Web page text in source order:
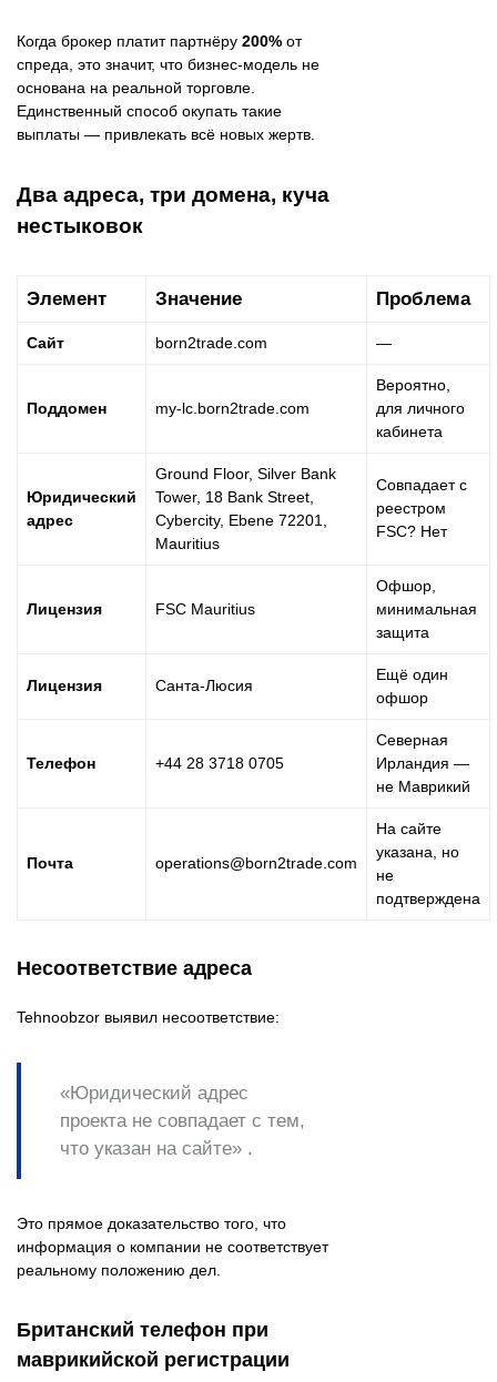
Когда брокер платит партнёру 200% от
спреда, это значит, что бизнес-модель не
основана на реальной торговле.
Единственный способ окупать такие
выплаты — привлекать всё новых жертв.
Два адреса, три домена, куча
нестыковок
Элемент Значение Проблема
Сайт born2trade.com —
Поддомен my-lc.born2trade.com
Вероятно,
для личного
кабинета
Юридический
адрес
Ground Floor, Silver Bank
Tower, 18 Bank Street,
Cybercity, Ebene 72201,
Mauritius
Совпадает с
реестром
FSC? Нет
Лицензия FSC Mauritius
Офшор,
минимальная
защита
Лицензия Санта-Люсия
Ещё один
офшор
Телефон +44 28 3718 0705
Северная
Ирландия —
не Маврикий
Почта operations@born2trade.com
На сайте
указана, но
не
подтверждена
Несоответствие адреса
Tehnoobzor выявил несоответствие:
«Юридический адрес
проекта не совпадает с тем,
что указан на сайте» .
Это прямое доказательство того, что
информация о компании не соответствует
реальному положению дел.
Британский телефон при
маврикийской регистрации